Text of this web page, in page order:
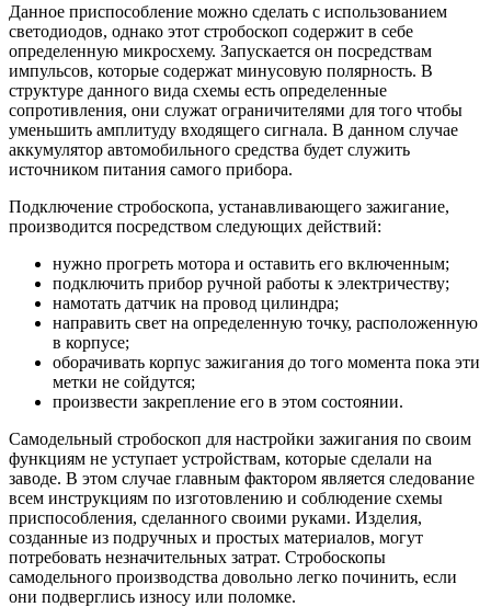
Данное приспособление можно сделать с использованием
светодиодов, однако этот стробоскоп содержит в себе
определенную микросхему. Запускается он посредствам
импульсов, которые содержат минусовую полярность. В
структуре данного вида схемы есть определенные
сопротивления, они служат ограничителями для того чтобы
уменьшить амплитуду входящего сигнала. В данном случае
аккумулятор автомобильного средства будет служить
источником питания самого прибора.
Подключение стробоскопа, устанавливающего зажигание,
производится посредством следующих действий:
нужно прогреть мотора и оставить его включенным;
подключить прибор ручной работы к электричеству;
намотать датчик на провод цилиндра;
направить свет на определенную точку, расположенную
в корпусе;
оборачивать корпус зажигания до того момента пока эти
метки не сойдутся;
произвести закрепление его в этом состоянии.
Самодельный стробоскоп для настройки зажигания по своим
функциям не уступает устройствам, которые сделали на
заводе. В этом случае главным фактором является следование
всем инструкциям по изготовлению и соблюдение схемы
приспособления, сделанного своими руками. Изделия,
созданные из подручных и простых материалов, могут
потребовать незначительных затрат. Стробоскопы
самодельного производства довольно легко починить, если
они подверглись износу или поломке.